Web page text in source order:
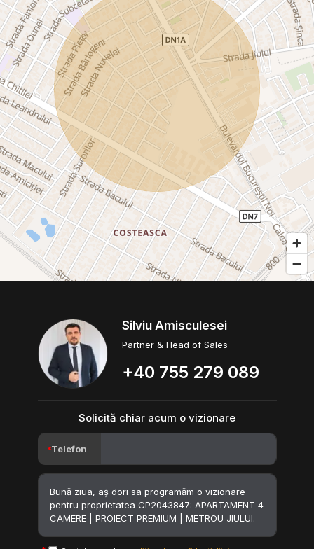
Silviu Amisculesei
Partner & Head of Sales
+40 755 279 089
Solicită chiar acum o vizionare
Telefon